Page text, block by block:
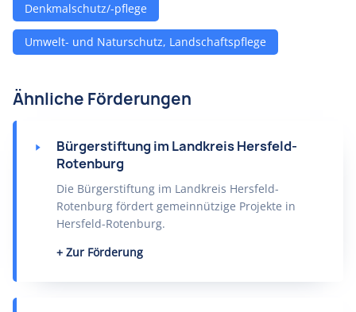
Denkmalschutz/-pflege
Umwelt- und Naturschutz, Landschaftspflege
Ähnliche Förderungen
Bürgerstiftung im Landkreis Hersfeld-
Rotenburg
Die Bürgerstiftung im Landkreis Hersfeld-
Rotenburg fördert gemeinnützige Projekte in
Hersfeld-Rotenburg.
Zur Förderung